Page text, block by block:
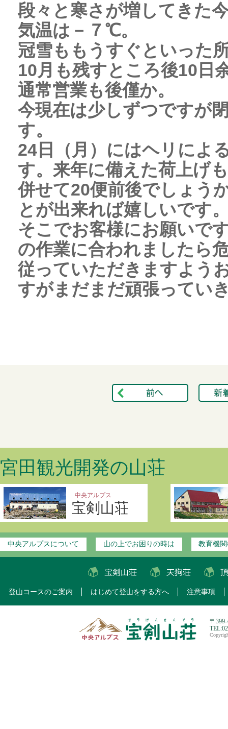
段々と寒さが増してきた
気温は－７℃。
冠雪ももうすぐといった
10月も残すところ後10日
通常営業も後僅か。
今現在は少しずつですが
す。
24日（月）にはヘリによ
す。来年に備えた荷上げ
併せて20便前後でしょう
とが出来れば嬉しいです
そこでお客様にお願いで
の作業に合われましたら
従っていただきますよう
すがまだまだ頑張ってい
宮田観光開発の山荘
中央アルプス
宝剣山荘
中央アルプスについて 山の上でお困りの時は 教育機
登山コースのご案内 はじめて登山をする方へ 注意事項
〒